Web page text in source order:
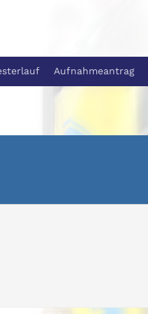
Aufnahmeantrag